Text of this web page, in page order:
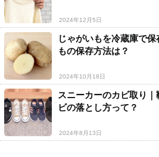
2024年12月5日
じゃがいもを冷蔵庫で
もの保存方法は？
2024年10月18日
スニーカーのカビ取り
ビの落とし方って？
2024年8月13日